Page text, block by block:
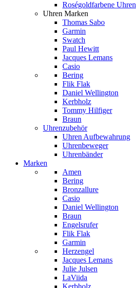
Roségoldfarbene Uhren
Uhren Marken
Thomas Sabo
Garmin
Swatch
Paul Hewitt
Jacques Lemans
Casio
Bering
Flik Flak
Daniel Wellington
Kerbholz
Tommy Hilfiger
Braun
Uhrenzubehör
Uhren Aufbewahrung
Uhrenbeweger
Uhrenbänder
Marken
Amen
Bering
Bronzallure
Casio
Daniel Wellington
Braun
Engelsrufer
Flik Flak
Garmin
Herzengel
Jacques Lemans
Julie Julsen
LaViida
Kerbholz